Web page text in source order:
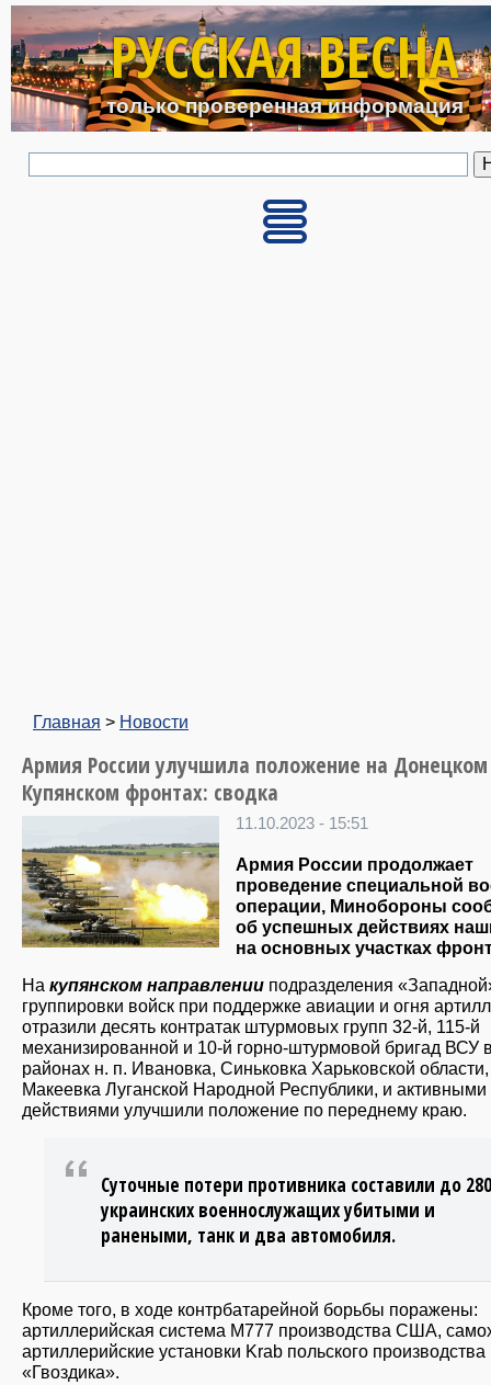
Перейти к основному
РУССКАЯ ВЕСНА
только проверенная информация
Главная > Новости
Армия России улучшила положение на
Купянском фронтах: сводка
11.10.2023 - 15:51
Армия России продолжает
проведение специальной
операции, Минобороны
об успешных действиях
на основных участках
На купянском направлении подразделения
группировки войск при поддержке авиации и огня
отразили десять контратак штурмовых групп 32-й, 115-й
механизированной и 10-й горно-штурмовой бригад ВСУ
районах н. п. Ивановка, Синьковка Харьковской области,
Макеевка Луганской Народной Республики, и активными
действиями улучшили положение по переднему краю.
Суточные потери противника составили до 280
украинских военнослужащих убитыми и
ранеными, танк и два автомобиля.
Кроме того, в ходе контрбатарейной борьбы поражены:
артиллерийская система М777 производства США,
артиллерийские установки Krab польского производства
«Гвоздика».